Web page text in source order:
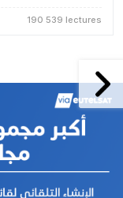
190 539 lectures